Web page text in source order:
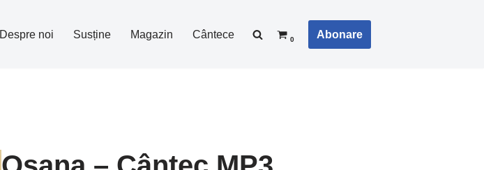
Despre noi Susține Magazin Cântece 0 Abonare